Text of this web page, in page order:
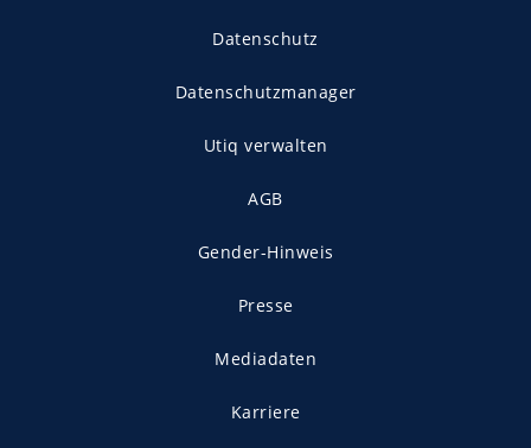
Datenschutz
Datenschutzmanager
Utiq verwalten
AGB
Gender-Hinweis
Presse
Mediadaten
Karriere